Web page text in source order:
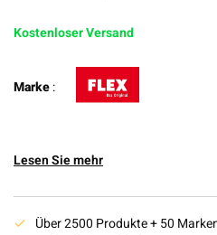
Kostenloser Versand
Marke:
Lesen Sie mehr
Über 2500 Produkte + 50